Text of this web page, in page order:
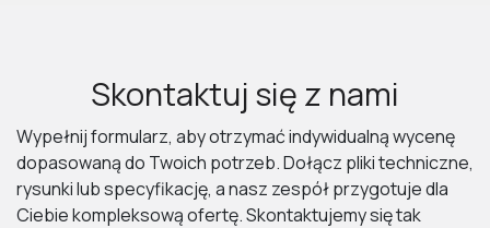
Skontaktuj się z nami
Wypełnij formularz, aby otrzymać indywidualną wycenę
dopasowaną do Twoich potrzeb. Dołącz pliki techniczne,
rysunki lub specyfikację, a nasz zespół przygotuje dla
Ciebie kompleksową ofertę. Skontaktujemy się tak